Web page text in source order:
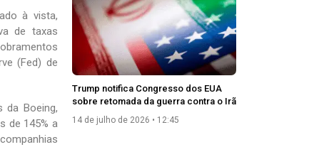
à vista,
de taxas
(Fed) de
da Boeing,
de 145% a
Trump notifica Congresso dos EUA
sobre retomada da guerra contra o Irã
14 de julho de 2026 12:45